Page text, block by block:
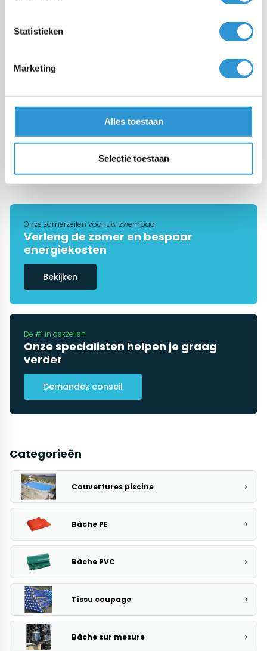
Statistieken
Marketing
Alles toestaan
Selectie toestaan
Bâche 10x12m PE 250 - Vert/Bleu
1 2 3 4
Onze zomerzeilen voor uw zwembad
Verleng de zomer en bespaar
energiekosten
Bekijken
De #1 in dekzeilen
Onze specialisten helpen je graag
verder
Demandez conseil
Categorieën
Couvertures piscine
Bâche PE
Bâche PVC
Tissu coupage
Bâche sur mesure